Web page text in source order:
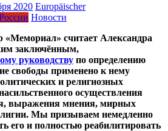
2020 Europäischer
Новости
считает Александра
заключённым,
руководству по определению
свободы применено к нему
и религиозных
осуществления
выражения мнения, мирных
Мы призываем немедленно
его и полностью реабилитировать